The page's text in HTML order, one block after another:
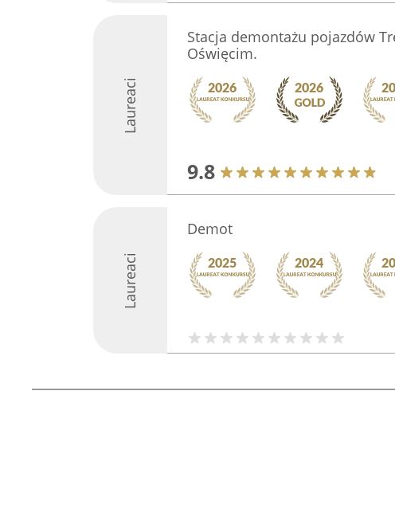
Laureaci
Stacja demontażu pojazdów
Oświęcim.
9.8
Laureaci
Demot